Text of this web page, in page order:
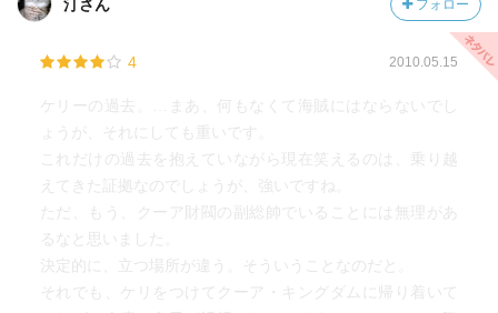
汀さん フォロー
4 2010.05.15
ケリーの過去。…まあ、何もなくて海賊にはならないでし
ょうが、それにしても重いです。
これだけの過去を抱えていながら現在笑えるのは、乗り越
えてきた証拠なのでしょうが、強いですね。
ただ、もう、クーア財閥の副総帥でいることには無理があ
るなと思いました。
決定的に、立つ場所が違う。そういうことなのだと。
それでも、ケリをつけてクーア・キングダムに帰り着いて